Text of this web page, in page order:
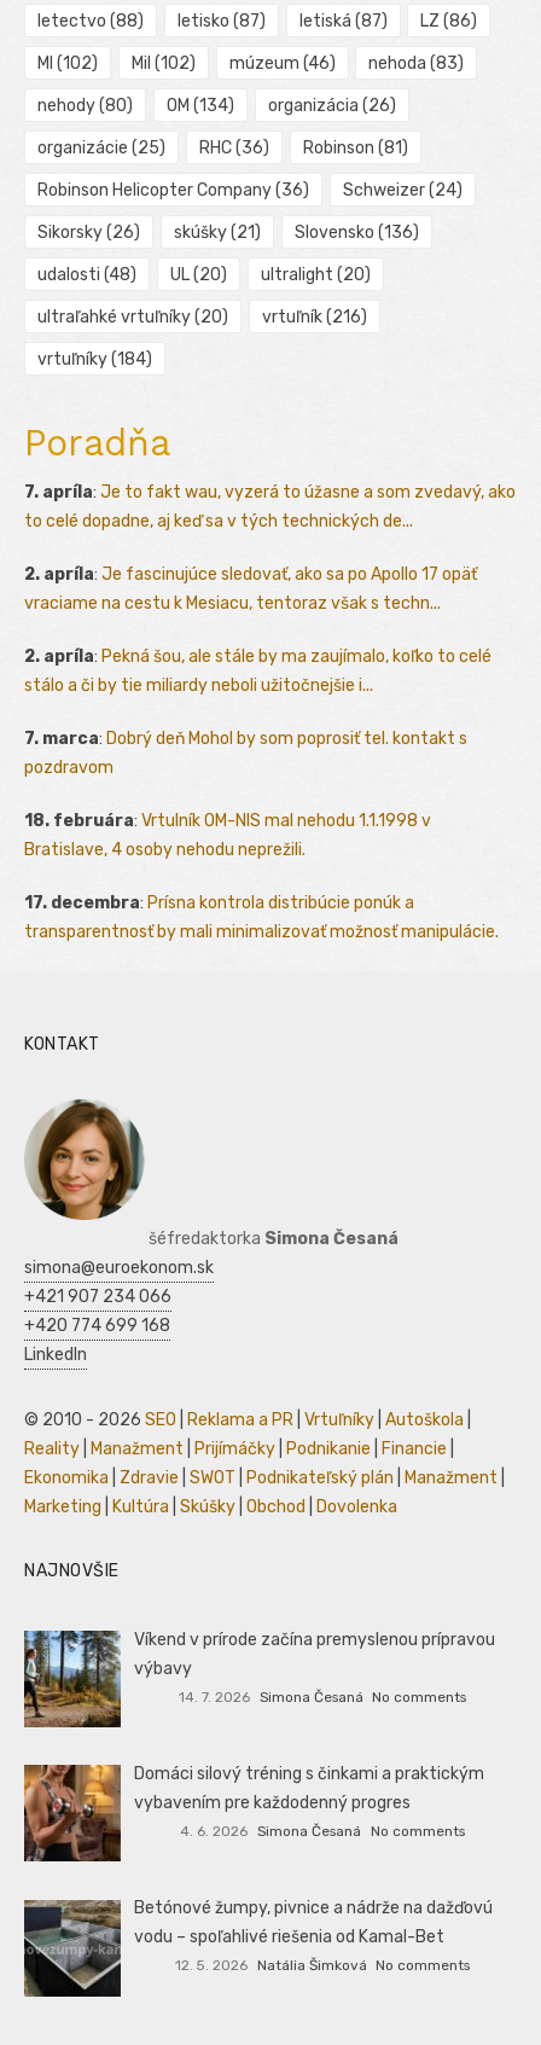
letectvo (88) letisko (87) letiská (87) LZ (86)
MI (102) Mil (102) múzeum (46) nehoda (83)
nehody(80) OM (134) organizácia (26)
organizácie (25) RHC(36) Robinson (81)
Robinson Helicopter Company(36) Schweizer(24)
Sikorsky(26) skúšky(21) Slovensko (136)
udalosti (48) UL(20) ultralight (20)
ultraľahké vrtuľníky(20) vrtuľník(216)
vrtuľníky(184)
Poradňa
7. apríla: Je to fakt wau, vyzerá to úžasne a som zvedavý, ako
to celé dopadne, aj keď sa v tých technických de...
2. apríla: Je fascinujúce sledovať, ako sa po Apollo 17 opäť
vraciame na cestu k Mesiacu, tentoraz však s techn...
2. apríla: Pekná šou, ale stále by ma zaujímalo, koľko to celé
stálo a či by tie miliardy neboli užitočnejšie i...
7. marca: Dobrý deň Mohol by som poprosiť tel. kontakt s
pozdravom
18. februára: Vrtulník OM-NIS mal nehodu 1.1.1998 v
Bratislave, 4 osoby nehodu neprežili.
17. decembra: Prísna kontrola distribúcie ponúk a
transparentnosť by mali minimalizovať možnosť manipulácie.
KONTAKT
šéfredaktorka Simona Česaná
simona@euroekonom.sk
+421 907 234 066
+420 774 699 168
LinkedIn
© 2010 - 2026 SEO Reklama a PR Vrtuľníky Autoškola
Reality
Manažment Prijímáčky Podnikanie Financie
Ekonomika
Zdravie SWOT Podnikateľský plán Manažment
Marketing
Kultúra Skúšky Obchod Dovolenka
NAJNOVŠIE
Víkend v prírode začína premyslenou prípravou
výbavy
14. 7. 2026 Simona Česaná No comments
Domáci silový tréning s činkami a praktickým
vybavením pre každodenný progres
4. 6. 2026 Simona Česaná No comments
Betónové žumpy, pivnice a nádrže na dažďovú
vodu – spoľahlivé riešenia od Kamal-Bet
12. 5. 2026 Natália Šimková No comments